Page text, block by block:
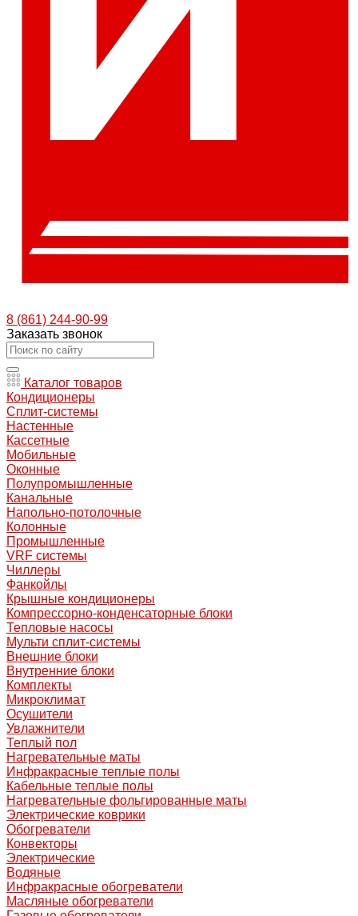
8 (861) 244-90-99
Заказать звонок
Каталог товаров
Кондиционеры
Сплит-системы
Настенные
Кассетные
Мобильные
Оконные
Полупромышленные
Канальные
Напольно-потолочные
Колонные
Промышленные
VRF системы
Чиллеры
Фанкойлы
Крышные кондиционеры
Компрессорно-конденсаторные блоки
Тепловые насосы
Мульти сплит-системы
Внешние блоки
Внутренние блоки
Комплекты
Микроклимат
Осушители
Увлажнители
Теплый пол
Нагревательные маты
Инфракрасные теплые полы
Кабельные теплые полы
Нагревательные фольгированные маты
Электрические коврики
Обогреватели
Конвекторы
Электрические
Водяные
Инфракрасные обогреватели
Масляные обогреватели